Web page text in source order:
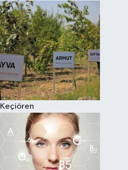
Keçiören